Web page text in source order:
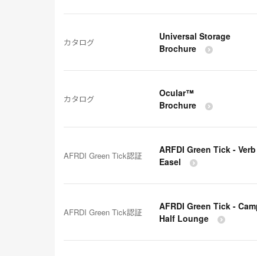
カタログ
Universal Storage
Brochure
カタログ
Ocular™
Brochure
AFRDI Green Tick認証
ARFDI Green Tick - Verb
Easel
AFRDI Green Tick認証
AFRDI Green Tick -
Half Lounge